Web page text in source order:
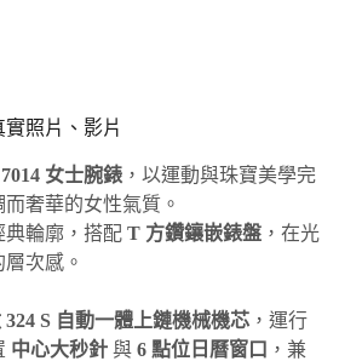
照片、影片
女士腕錶 ，以運動與珠寶美學完
奢華的女性氣質。
典輪廓，搭配T 方鑽鑲嵌錶盤 ，在光
次感。
324 S 自動一體上鏈機械機芯 ，運行
中心大秒針 與6 點位日曆窗口 ，兼